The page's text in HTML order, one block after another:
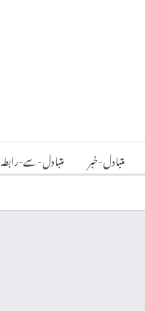
متبادل-خبر متبادل-سے-رابطہ